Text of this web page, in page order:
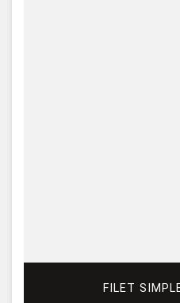
FILET